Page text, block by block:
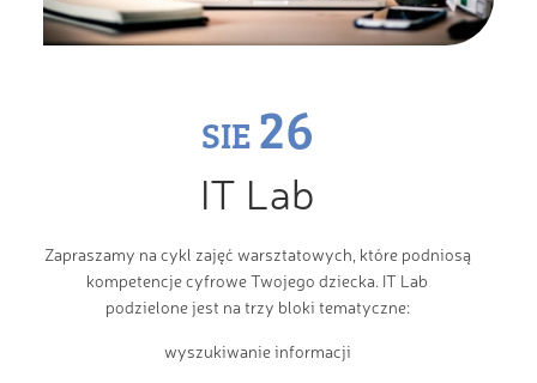
SIE 26
IT Lab
Zapraszamy na cykl zajęć warsztatowych, które podniosą
kompetencje cyfrowe Twojego dziecka. IT Lab
podzielone jest na trzy bloki tematyczne:
wyszukiwanie informacji